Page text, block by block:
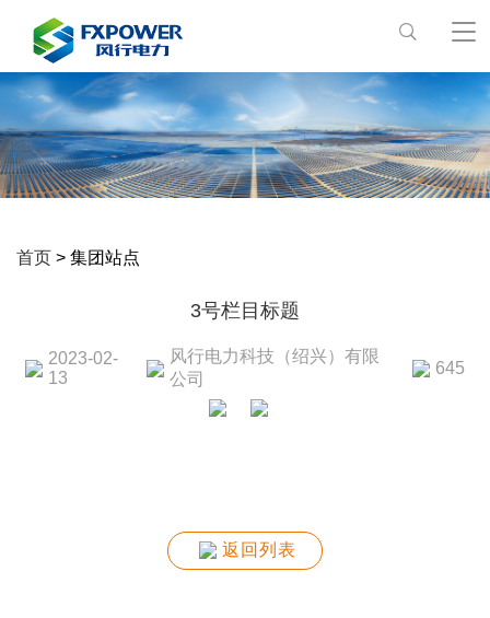
首页 > 集团站点
3号栏目标题
2023-02-
13
风行电力科技（绍兴）有限
公司
645
返回列表